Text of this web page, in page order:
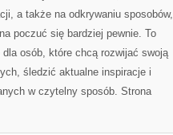
a także na odkrywaniu sposobów,
poczuć się bardziej pewnie. To
osób, które chcą rozwijać swoją
śledzić aktualne inspiracje i
w czytelny sposób. Strona